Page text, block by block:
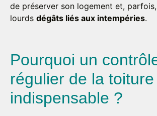
de préserver son logement et, parfois,
lourds dégâts liés aux intempéries.
Pourquoi un
régulier de la
indispensable ?